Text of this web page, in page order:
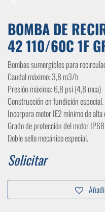
BOMBA DE
42 110/60C 1F
Bombas sumergibles para
Caudal máximo: 3,8 m3/h
Presión máxima: 6,8 psi (4,8 mca)
Construcción en fundición especial.
Incorpora motor IE2 mínimo de
Grado de protección del motor IP68
Doble sello mecánico especial.
Solicitar